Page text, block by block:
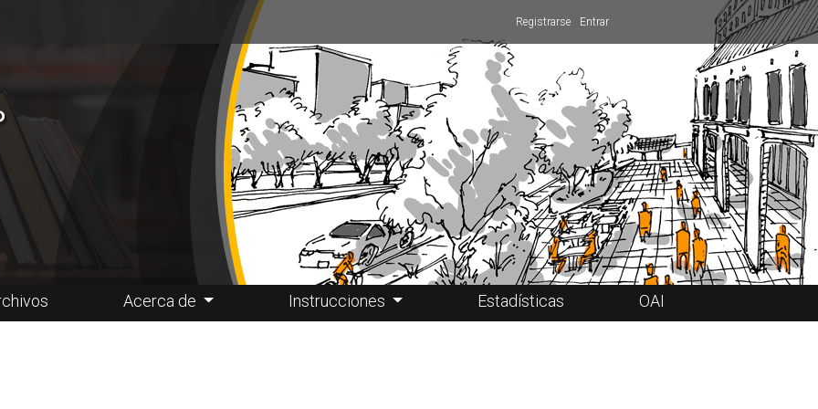
Registrarse Entrar
Acerca de Instrucciones Estadísticas OAI